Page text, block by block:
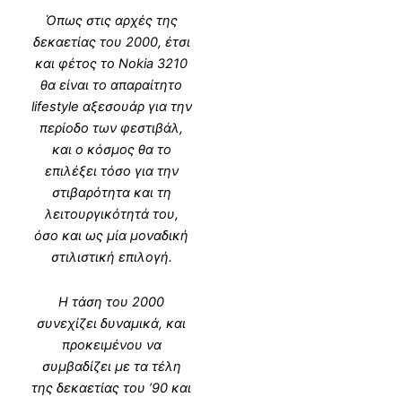
Όπως στις αρχές της
δεκαετίας του 2000, έτσι
και φέτος το Nokia 3210
θα είναι το απαραίτητο
lifestyle αξεσουάρ για την
περίοδο των φεστιβάλ,
και ο κόσμος θα το
επιλέξει τόσο για την
στιβαρότητα και τη
λειτουργικότητά του,
όσο και ως μία μοναδική
στιλιστική επιλογή.
Η τάση του 2000
συνεχίζει δυναμικά, και
προκειμένου να
συμβαδίζει με τα τέλη
της δεκαετίας του ’90 και